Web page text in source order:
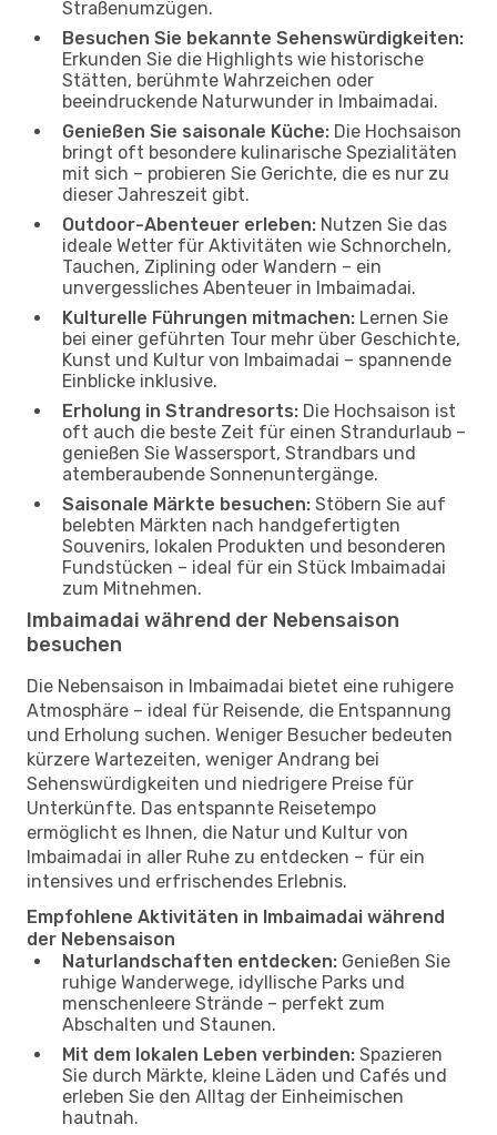
Straßenumzügen.
Besuchen Sie bekannte Sehenswürdigkeiten:
Erkunden Sie die Highlights wie historische
Stätten, berühmte Wahrzeichen oder
beeindruckende Naturwunder in Imbaimadai.
Genießen Sie saisonale Küche: Die Hochsaison
bringt oft besondere kulinarische Spezialitäten
mit sich – probieren Sie Gerichte, die es nur zu
dieser Jahreszeit gibt.
Outdoor-Abenteuer erleben: Nutzen Sie das
ideale Wetter für Aktivitäten wie Schnorcheln,
Tauchen, Ziplining oder Wandern – ein
unvergessliches Abenteuer in Imbaimadai.
Kulturelle Führungen mitmachen: Lernen Sie
bei einer geführten Tour mehr über Geschichte,
Kunst und Kultur von Imbaimadai – spannende
Einblicke inklusive.
Erholung in Strandresorts: Die Hochsaison ist
oft auch die beste Zeit für einen Strandurlaub –
genießen Sie Wassersport, Strandbars und
atemberaubende Sonnenuntergänge.
Saisonale Märkte besuchen: Stöbern Sie auf
belebten Märkten nach handgefertigten
Souvenirs, lokalen Produkten und besonderen
Fundstücken – ideal für ein Stück Imbaimadai
zum Mitnehmen.
Imbaimadai während der Nebensaison
besuchen
Die Nebensaison in Imbaimadai bietet eine ruhigere
Atmosphäre – ideal für Reisende, die Entspannung
und Erholung suchen. Weniger Besucher bedeuten
kürzere Wartezeiten, weniger Andrang bei
Sehenswürdigkeiten und niedrigere Preise für
Unterkünfte. Das entspannte Reisetempo
ermöglicht es Ihnen, die Natur und Kultur von
Imbaimadai in aller Ruhe zu entdecken – für ein
intensives und erfrischendes Erlebnis.
Empfohlene Aktivitäten in Imbaimadai während
der Nebensaison
Naturlandschaften entdecken: Genießen Sie
ruhige Wanderwege, idyllische Parks und
menschenleere Strände – perfekt zum
Abschalten und Staunen.
Mit dem lokalen Leben verbinden: Spazieren
Sie durch Märkte, kleine Läden und Cafés und
erleben Sie den Alltag der Einheimischen
hautnah.